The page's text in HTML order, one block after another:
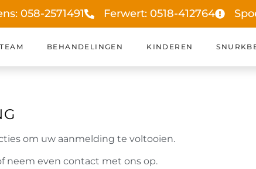
058-2571491 Ferwert: 0518-412764
TEAM BEHANDELINGEN KINDEREN
om uw aanmelding te voltooien.
neem even contact met ons op.